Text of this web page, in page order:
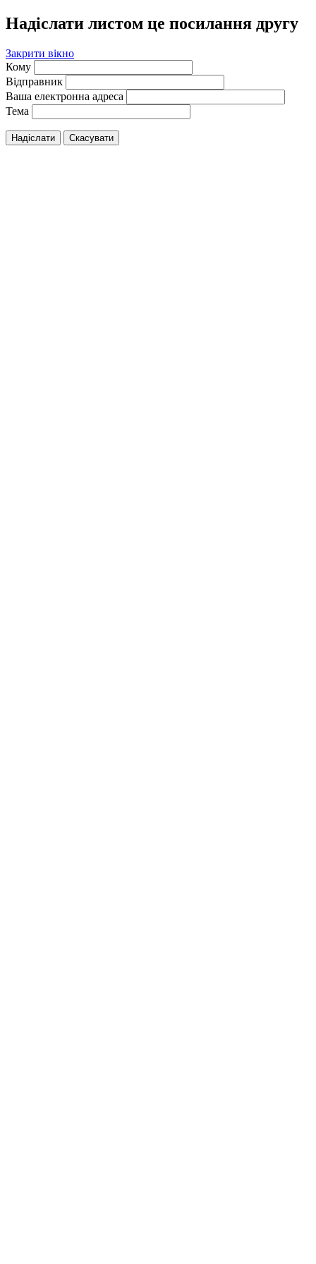
Надіслати листом це посилання другу
Закрити вікно
Кому
Відправник
Ваша електронна адреса
Тема
Надіслати Скасувати